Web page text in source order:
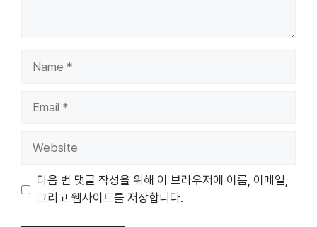
다음 번 댓글 작성을 위해 이 브라우저에 이름, 이메일,
그리고 웹사이트를 저장합니다.